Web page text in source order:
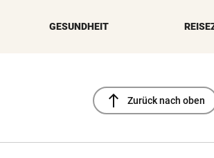
GESUNDHEIT
north Zurück nach oben